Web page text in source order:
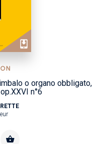
o organo obbligato,
n°6